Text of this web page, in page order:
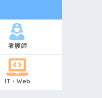
看護師
IT・Web